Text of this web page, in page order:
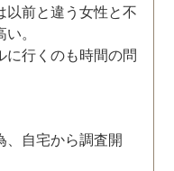
以前と違う女性と不
。
に行くのも時間の問
、自宅から調査開